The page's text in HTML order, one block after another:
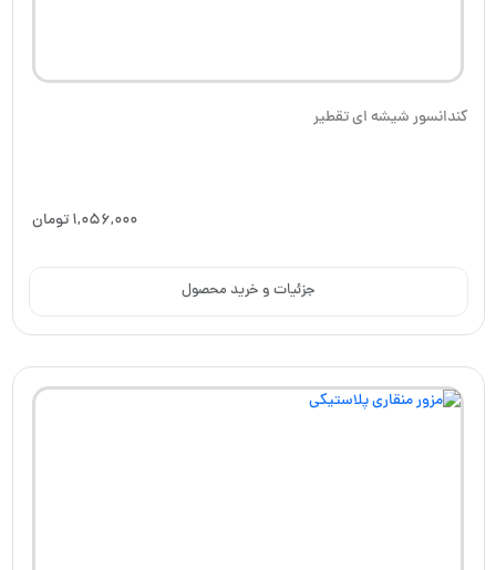
کندانسور شیشه ای تقطیر
1,056,000تومان
جزئیات و خرید محصول